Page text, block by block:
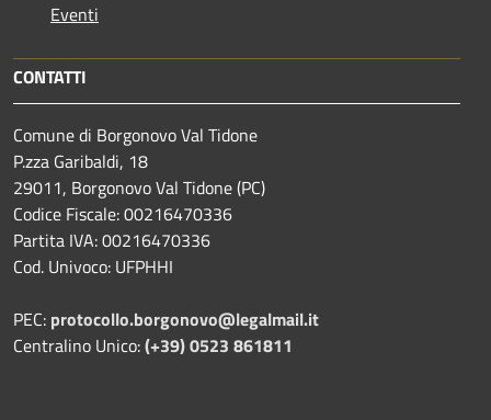
Eventi
CONTATTI
Comune di Borgonovo Val Tidone
P.zza Garibaldi, 18
29011, Borgonovo Val Tidone (PC)
Codice Fiscale: 00216470336
Partita IVA: 00216470336
Cod. Univoco: UFPHHI
PEC: protocollo.borgonovo@legalmail.it
Centralino Unico:(+39) 0523 861811